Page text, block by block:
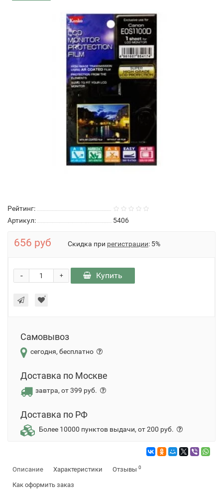
Рейтинг:
Артикул:
5406
656 руб Скидка при регистрации: 5%
+
- Купить
Самовывоз
сегодня, бесплатно
Доставка по Москве
завтра, от 399 руб.
Доставка по РФ
Более 10000 пунктов выдачи, от 200 руб.
Описание Характеристики Отзывы 0
Как оформить заказ